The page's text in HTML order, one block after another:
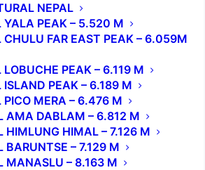
NEPAL
YALA PEAK – 5.520 M
CHULU FAR EAST PEAK – 6.059M
PEAK – 6.119 M
ISLAND PEAK – 6.189 M
PICO MERA – 6.476 M
AMA DABLAM – 6.812 M
HIMLUNG HIMAL – 7.126 M
BARUNTSE – 7.129 M
MANASLU – 8.163 M
Estaba muy emocionado.
de un año había alcanzado mi
(en el Atlas) y me di cuenta de que
son lo que nos ponemos nosotros
un poco más cada vez. Me
de las montañas. Son como una
te vuelves fácilmente adicto, lo
más y más.